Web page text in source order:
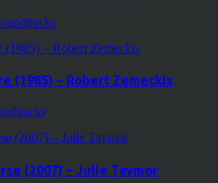
(1985) – Robert Zemeckis
(2007) – Julie Taymor